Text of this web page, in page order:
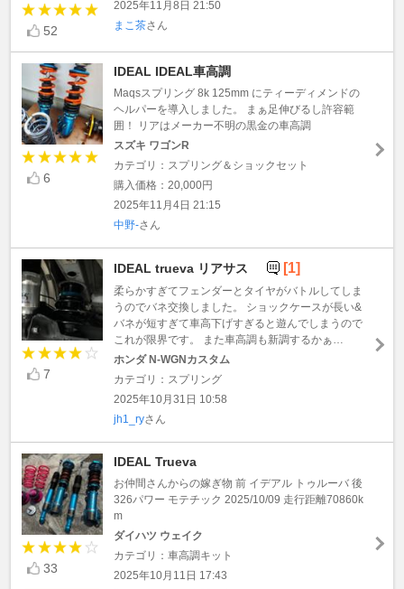
52
2025年11月8日 21:50
まこ茶さん
6
IDEAL IDEAL車高調
Maqsスプリング 8k 125mm にティーディメンドの
ヘルパーを導入しました。 まぁ足伸びるし許容範
囲！ リアはメーカー不明の黒金の車高調
スズキ ワゴンR
カテゴリ：スプリング＆ショックセット
購入価格：20,000円
2025年11月4日 21:15
中野-さん
7
IDEAL trueva リアサス [1]
柔らかすぎてフェンダーとタイヤがバトルしてしま
うのでバネ交換しました。 ショックケースが長い&
バネが短すぎて車高下げすぎると遊んでしまうので
これが限界です。 また車高調も新調するかぁ…
ホンダ N-WGNカスタム
カテゴリ：スプリング
2025年10月31日 10:58
jh1_ryさん
33
IDEAL Trueva
お仲間さんからの嫁ぎ物 前 イデアル トゥルーバ 後
326パワー モテチック 2025/10/09 走行距離70860k
m
ダイハツ ウェイク
カテゴリ：車高調キット
2025年10月11日 17:43